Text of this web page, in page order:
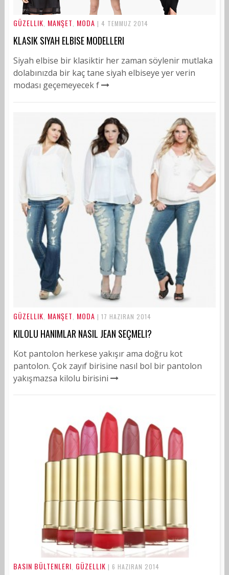
GÜZELLIK, MANŞET, MODA | 4 TEMMUZ 2014
KLASIK SIYAH ELBISE MODELLERI
Siyah elbise bir klasiktir her zaman söylenir mutlaka
dolabınızda bir kaç tane siyah elbiseye yer verin
modası geçemeyecek f
GÜZELLIK MANŞET MODA | 17 HAZIRAN 2014
KILOLU HANIMLAR NASIL JEAN SEÇMELI?
Kot pantolon herkese yakışır ama doğru kot
pantolon. Çok zayıf birisine nasıl bol bir pantolon
yakışmazsa kilolu birisini
BASIN BÜLTENLERI GÜZELLIK | 6 HAZIRAN 2014